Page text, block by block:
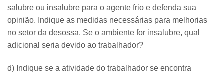
salubre ou insalubre para o agente frio e defenda sua
opinião. Indique as medidas necessárias para melhorias
no setor da desossa. Se o ambiente for insalubre, qual
adicional seria devido ao trabalhador?
d) Indique se a atividade do trabalhador se encontra